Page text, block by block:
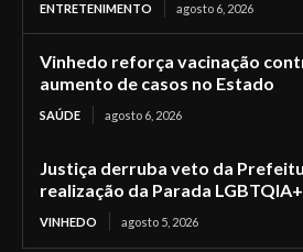
ENTRETENIMENTO agosto 6, 2026
Vinhedo reforça vacinação
aumento de casos no Estado
SAÚDE agosto 6, 2026
Justiça derruba veto da
realização da Parada
VINHEDO agosto 5, 2026